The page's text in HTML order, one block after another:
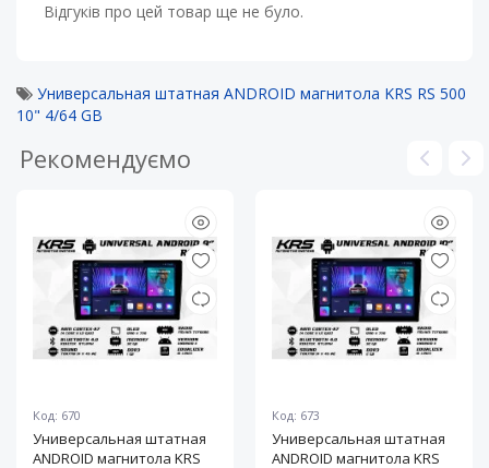
Відгуків про цей товар ще не було.
Универсальная штатная ANDROID магнитола KRS RS 500
10" 4/64 GB
Рекомендуємо
Код: 670
Универсальная штатная
ANDROID магнитола KRS
Код: 673
Универсальная штатная
ANDROID магнитола KRS